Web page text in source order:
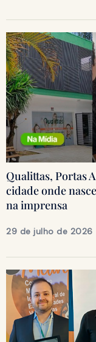
Qualittas, Portas
cidade onde
na imprensa
29 de julho de 2026